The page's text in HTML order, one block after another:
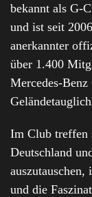
bekannt als G-
und ist seit
anerkannter
über 1.400
Mercedes-
Im Club treffen
Deutschland
auszutauschen,
und die